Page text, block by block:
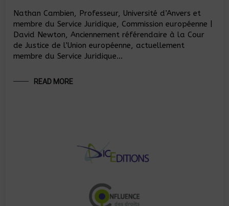
Nathan Cambien, Professeur, Université d’Anvers et
membre du Service Juridique, Commission européenne |
David Newton, Anciennement référendaire à la Cour
de Justice de l’Union européenne, actuellement
membre du Service Juridique…
READ MORE